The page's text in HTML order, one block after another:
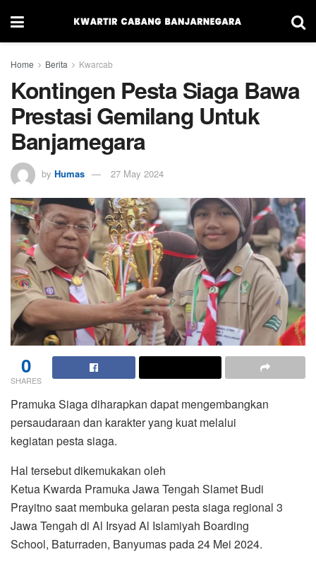
Home Berita Kwarcab
Kontingen Pesta Siaga Bawa
Prestasi Gemilang Untuk
Banjarnegara
by Humas 27 May 2024
0
SHARES
Pramuka Siaga diharapkan dapat mengembangkan
persaudaraan dan karakter yang kuat melalui
kegiatan pesta siaga.
Hal tersebut dikemukakan oleh
Ketua Kwarda Pramuka Jawa Tengah Slamet Budi
Prayitno saat membuka gelaran pesta siaga regional 3
Jawa Tengah di Al Irsyad Al Islamiyah Boarding
School, Baturraden, Banyumas pada 24 Mei 2024.